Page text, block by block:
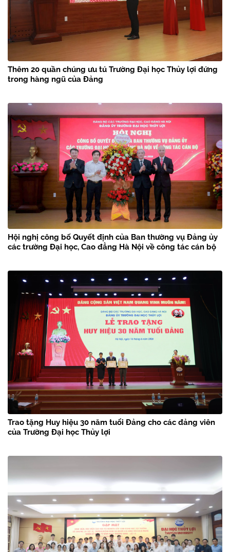
Thêm 20 quần chúng ưu tú Trường Đại học Thủy lợi đứng
trong hàng ngũ của Đảng
Hội nghị công bố Quyết định của Ban thường vụ Đảng ủy
các trường Đại học, Cao đẳng Hà Nội về công tác cán bộ
Trao tặng Huy hiệu 30 năm tuổi Đảng cho các đảng viên
của Trường Đại học Thủy lợi